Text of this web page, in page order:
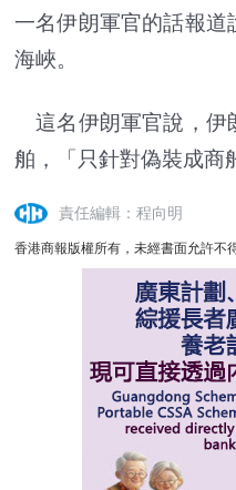
一名伊朗軍官的話報
海峽。
這名伊朗軍官說，伊
舶，「只針對偽裝成商
責任編輯：程向明
香港商報版權所有，未經書面允許不